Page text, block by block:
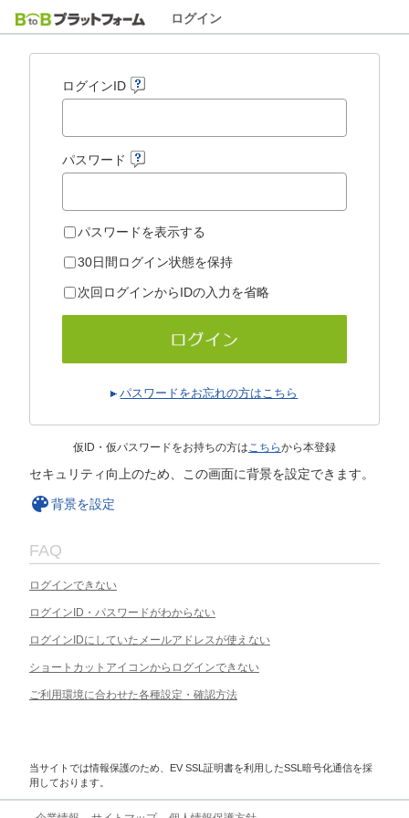
ログイン
ログインID
パスワード
パスワードを表示する
30日間ログイン状態を保持
次回ログインからIDの入力を省略
パスワードをお忘れの方はこちら
仮ID・仮パスワードをお持ちの方はこちらから本登録
セキュリティ向上のため、この画面に背景を設定できます。
背景を設定
FAQ
ログインできない
ログインID・パスワードがわからない
ログインIDにしていたメールアドレスが使えない
ショートカットアイコンからログインできない
ご利用環境に合わせた各種設定・確認方法
当サイトでは情報保護のため、EV SSL証明書を利用したSSL暗号化通信を採
用しております。